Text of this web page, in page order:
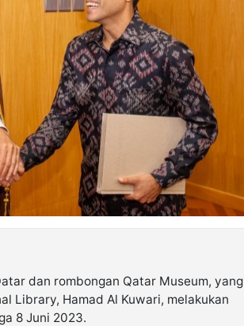
dan rombongan Qatar Museum, yang
Library, Hamad Al Kuwari, melakukan
8 Juni 2023.